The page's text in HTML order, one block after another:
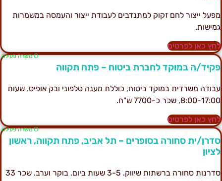
ייצור לחם זקוק למתנדבים לעבודת ייצור והעמסה במשמרות
כאן לפרטים
Ο משרה פעילה
ה במוקד לחברת ביטוח – פתח תקווה
משרדית במוקד ביטוח, כוללת מענה טלפוני ובק אופיס. שעות
17:00, שכר כ-7700 ש"ח.
כאן לפרטים
Ο משרה פעילה
ית סחורה בסופרים – תל אביב, פתח תקווה, ראשון
סדרנות סחורה ברשתות שיווק. 3-5 שעות ביום, בוקר וערב. שכר 33